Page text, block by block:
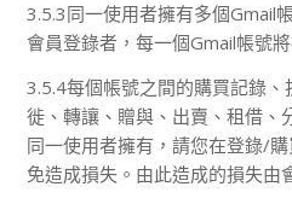
3.5.3同一使用者擁有多個Gmail
會員登錄者，每一個Gmail帳號
3.5.4每個帳號之間的購買記錄
徙、轉讓、贈與、出賣、租借、
同一使用者擁有，請您在登錄/
免造成損失。由此造成的損失由